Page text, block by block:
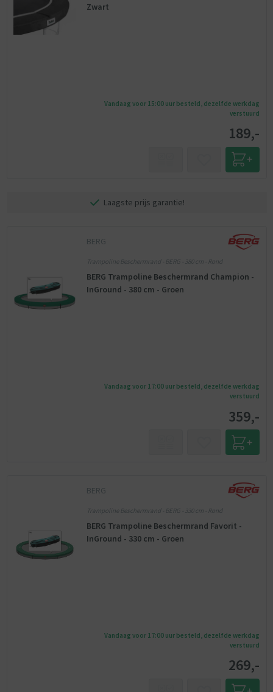
Zwart
Vandaag voor 15:00 uur besteld, dezelfde werkdag
verstuurd
189,-
Laagste prijs garantie!
BERG
Trampoline Beschermrand - BERG - 380 cm - Rond
BERG Trampoline Beschermrand Champion -
InGround - 380 cm - Groen
Vandaag voor 17:00 uur besteld, dezelfde werkdag
verstuurd
359,-
BERG
Trampoline Beschermrand - BERG - 330 cm - Rond
BERG Trampoline Beschermrand Favorit -
InGround - 330 cm - Groen
Vandaag voor 17:00 uur besteld, dezelfde werkdag
verstuurd
269,-